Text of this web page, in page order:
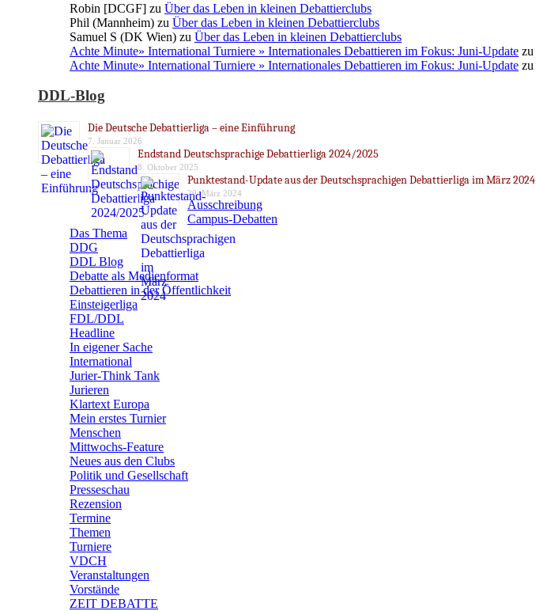
Robin [DCGF] zu Über das Leben in kleinen Debattierclubs
Phil (Mannheim) zu Über das Leben in kleinen Debattierclubs
Samuel S (DK Wien) zu Über das Leben in kleinen Debattierclubs
Achte Minute» International Turniere » Internationales Debattieren im Fokus: Juni-Update zu
Achte Minute» International Turniere » Internationales Debattieren im Fokus: Juni-Update zu
DDL-Blog
Die Deutsche Debattierliga – eine Einführung
7. Januar 2026
Endstand Deutschsprachige Debattierliga 2024/2025
8. Oktober 2025
Punktestand-Update aus der Deutschsprachigen Debattierliga im März 2024
20. März 2024
Ausschreibung
Campus-Debatten
Das Thema
DDG
DDL Blog
Debatte als Medienformat
Debattieren in der Öffentlichkeit
Einsteigerliga
FDL/DDL
Headline
In eigener Sache
International
Jurier-Think Tank
Jurieren
Klartext Europa
Mein erstes Turnier
Menschen
Mittwochs-Feature
Neues aus den Clubs
Politik und Gesellschaft
Presseschau
Rezension
Termine
Themen
Turniere
VDCH
Veranstaltungen
Vorstände
ZEIT DEBATTE